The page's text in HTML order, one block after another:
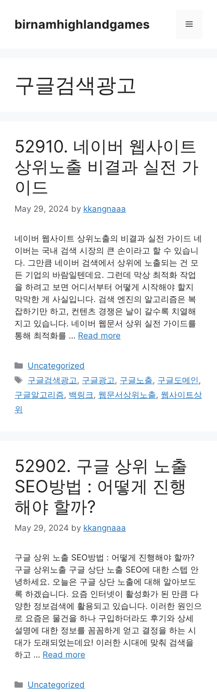
contentbirnamhighlandgames Menu
구글검색광고
52910. 네이버 웹사이트
상위노출 비결과 실전 가
이드
May 29, 2024 by kkangnaaa
네이버 웹사이트 상위노출의 비결과 실전 가이드 네
이버는 국내 검색 시장의 큰 손이라고 할 수 있습니
다. 그만큼 네이버 검색에서 상위에 노출되는 건 모
든 기업의 바람일텐데요. 그런데 막상 최적화 작업
을 하려고 보면 어디서부터 어떻게 시작해야 할지
막막한 게 사실입니다. 검색 엔진의 알고리즘은 복
잡하기만 하고, 컨텐츠 경쟁은 날이 갈수록 치열해
지고 있습니다. 네이버 웹문서 상위 실전 가이드를
통해 최적화를 … Read more
Categories
Uncategorized
Tags
구글검색광고 , 구글광고 , 구글노출, 구글도메인 ,
구글알고리즘, 백링크 , 웹문서상위노출, 웹사이트상
위
52902. 구글 상위 노출
SEO방법 : 어떻게 진행
해야 할까?
May 29, 2024 by kkangnaaa
구글 상위 노출 SEO방법 : 어떻게 진행해야 할까?
구글 상위노출 구글 상단 노출 SEO에 대한 스텝 안
녕하세요. 오늘은 구글 상단 노출에 대해 알아보도
록 하겠습니다. 요즘 인터넷이 활성화가 된 만큼 다
양한 정보검색에 활용되고 있습니다. 이러한 원인으
로 요즘은 물건을 하나 구입하더라도 후기와 상세
설명에 대한 정보를 꼼꼼하게 얻고 결정을 하는 시
대가 도래되었는데요! 이러한 시대에 맞춰 검색을
하고 … Read more
Categories
Uncategorized